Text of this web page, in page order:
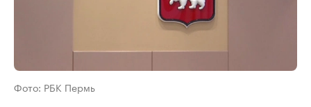
Фото: РБК Пермь